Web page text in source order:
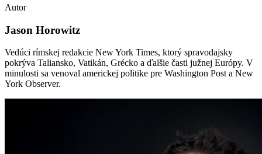
Autor
Jason Horowitz
Vedúci rímskej redakcie New York Times, ktorý spravodajsky
pokrýva Taliansko, Vatikán, Grécko a ďalšie časti južnej Európy. V
minulosti sa venoval americkej politike pre Washington Post a New
York Observer.